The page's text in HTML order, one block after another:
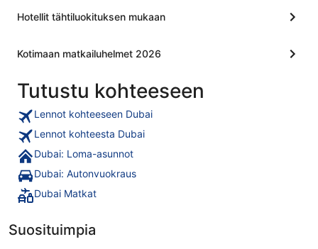
Hotellit tähtiluokituksen mukaan
Kotimaan matkailuhelmet 2026
Tutustu kohteeseen
Lennot kohteeseen Dubai
Lennot kohteesta Dubai
Dubai: Loma-asunnot
Dubai: Autonvuokraus
Dubai Matkat
Suosituimpia